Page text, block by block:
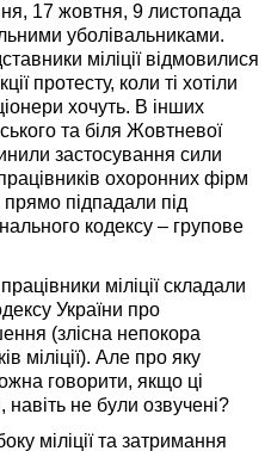
17 жовтня, 9 листопада
уболівальниками.
міліції відмовилися
протесту, коли ті хотіли
хочуть. В інших
та біля Жовтневої
застосування сили
охоронних фірм
прямо підпадали під
кодексу – групове
міліції складали
України про
(злісна непокора
міліції). Але про яку
говорити, якщо ці
навіть не були озвучені?
міліції та затримання